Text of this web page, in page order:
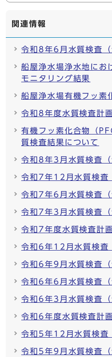
関連情報
令和8年6月水質検査（
船屋浄水場浄水地にお
モニタリング結果
船屋浄水場有機フッ素
令和8年度水質検査計
有機フッ素化合物（
質検査結果について
令和8年3月水質検査（
令和7年12月水質検査
令和7年6月水質検査（
令和7年3月水質検査（
令和7年度水質検査計
令和6年12月水質検査
令和6年9月水質検査（
令和6年6月水質検査（
令和6年3月水質検査（
令和6年度水質検査計
令和5年12月水質検査
令和5年9月水質検査（